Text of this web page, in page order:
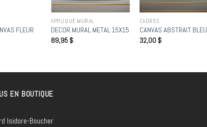
FLEUR
APPLIQUÉ MURAL
DECOR.MURAL METAL 15X15
89,95 $
CADRES
CANVAS ABSTRAIT BLEU
32,00 $
EN BOUTIQUE
Isidore-Boucher